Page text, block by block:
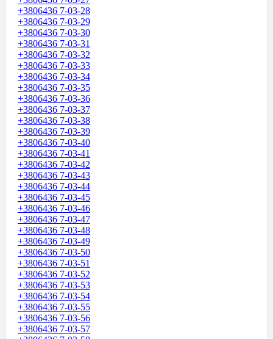
+3806436 7-03-28
+3806436 7-03-29
+3806436 7-03-30
+3806436 7-03-31
+3806436 7-03-32
+3806436 7-03-33
+3806436 7-03-34
+3806436 7-03-35
+3806436 7-03-36
+3806436 7-03-37
+3806436 7-03-38
+3806436 7-03-39
+3806436 7-03-40
+3806436 7-03-41
+3806436 7-03-42
+3806436 7-03-43
+3806436 7-03-44
+3806436 7-03-45
+3806436 7-03-46
+3806436 7-03-47
+3806436 7-03-48
+3806436 7-03-49
+3806436 7-03-50
+3806436 7-03-51
+3806436 7-03-52
+3806436 7-03-53
+3806436 7-03-54
+3806436 7-03-55
+3806436 7-03-56
+3806436 7-03-57